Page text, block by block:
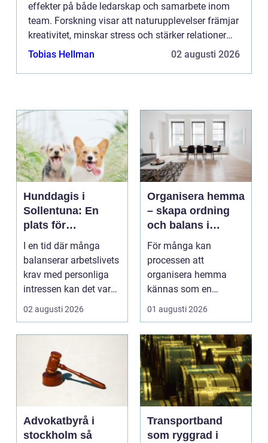
effekter på både ledarskap och samarbete inom
team. Forskning visar att naturupplevelser främjar
kreativitet, minskar stress och stärker relationer
mellan medarbetare. ...
Tobias Hellman 02 augusti 2026
Hunddagis i
Sollentuna: En
plats för
välmående och
gemenskap
I en tid där många
balanserar arbetslivets
krav med personliga
intressen kan det vara
en ...
02 augusti 2026
Organisera hemma
– skapa ordning
och balans i
vardagen
För många kan
processen att
organisera hemma
kännas som en
överväldigande ...
01 augusti 2026
Advokatbyrå i
stockholm så
Transportband
som ryggrad i